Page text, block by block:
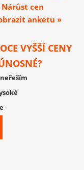
cen
anketu »
VYŠŠÍ CENY